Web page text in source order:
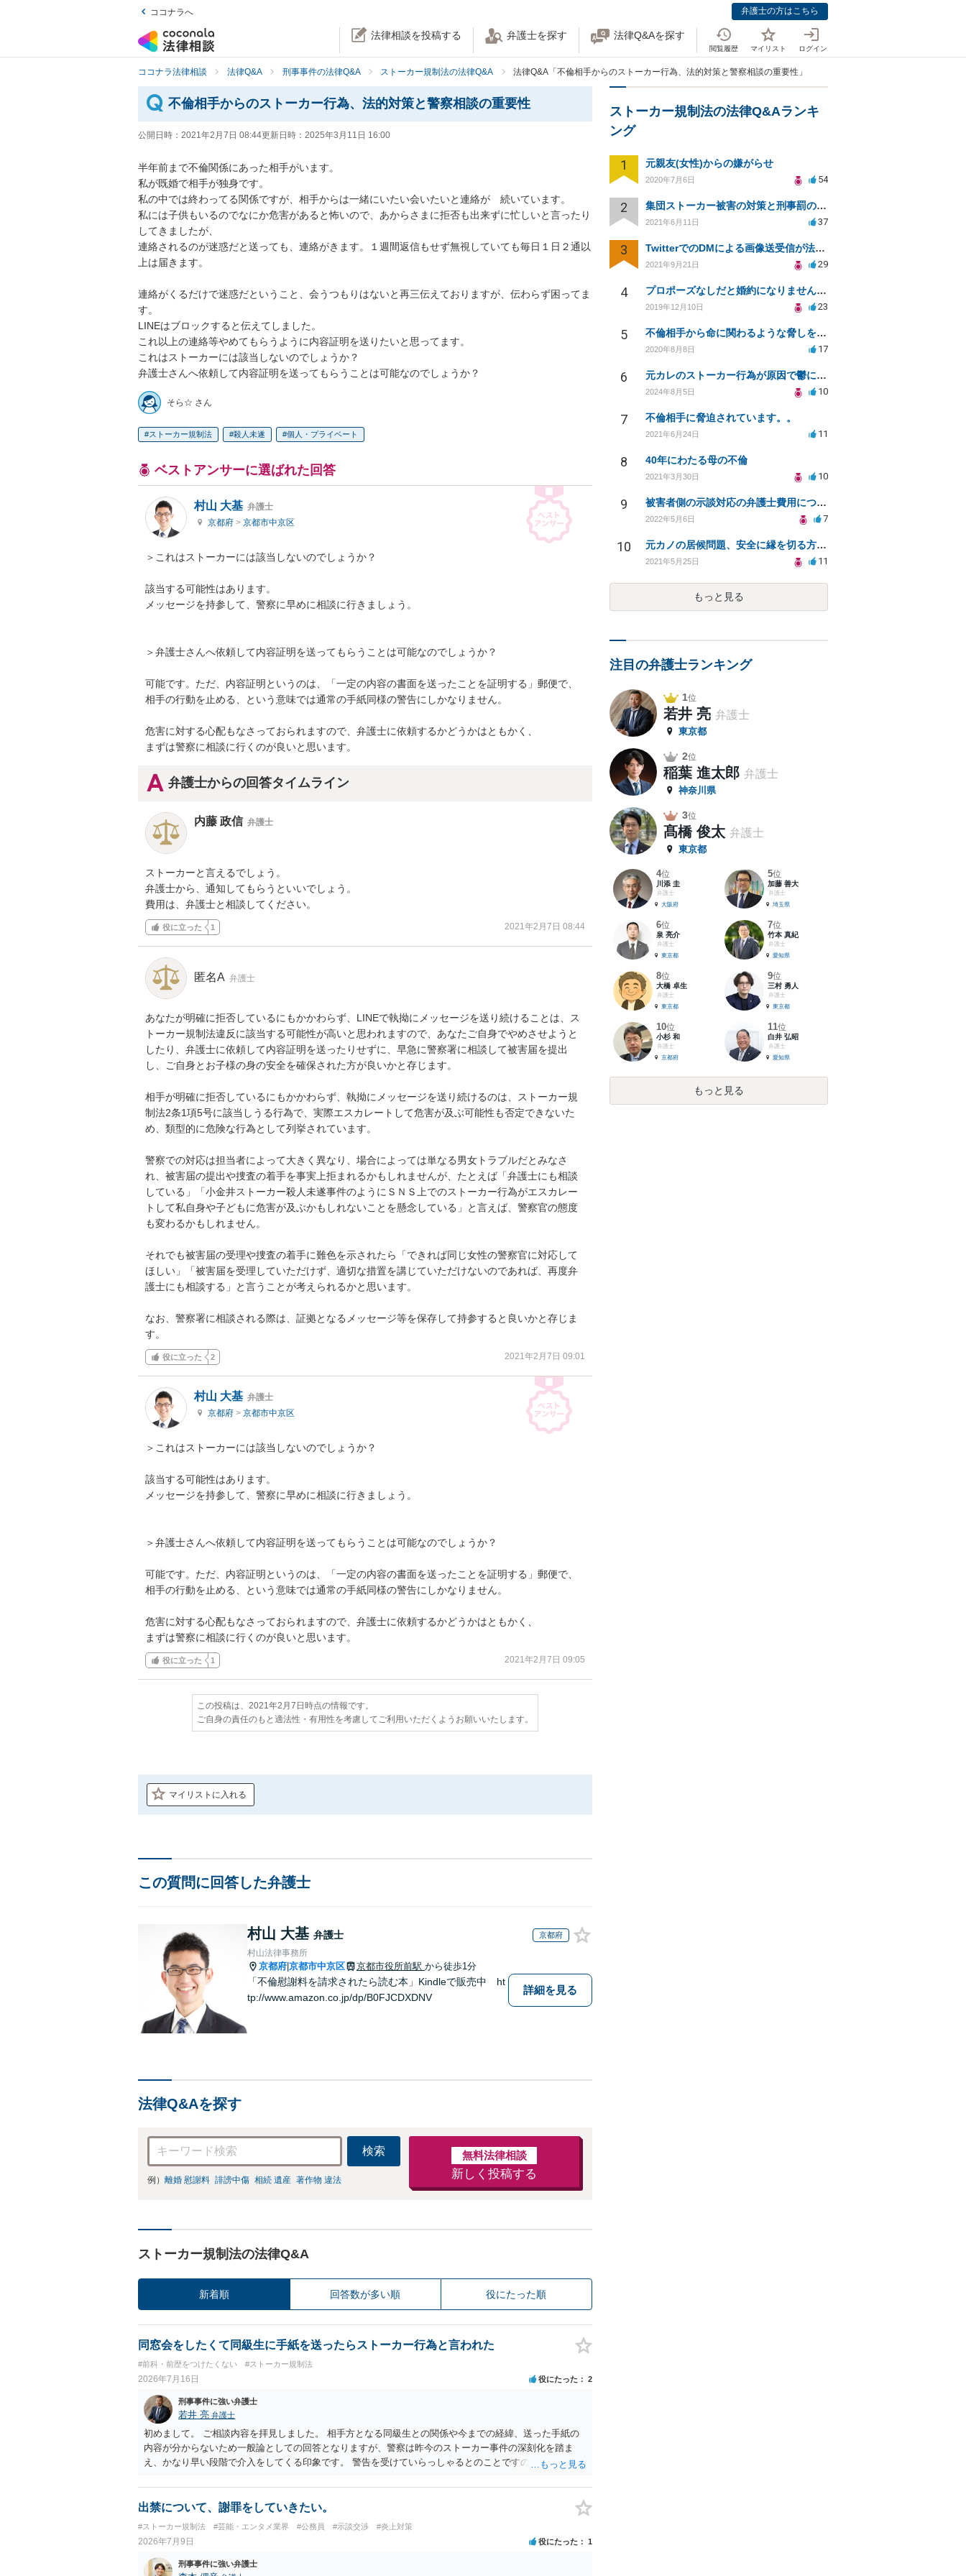
ココナラへ 弁護士の方はこちら
法律相談を投稿する 弁護士を探す 法律Q&Aを探す
閲覧履歴 マイリスト ログイン
ココナラ法律相談 法律Q&A 刑事事件の法律Q&A ストーカー規制法の法律Q&A 法律Q&A「不倫相手からのストーカー行為、法的対策と警察相談の重要性」
不倫相手からのストーカー行為、法的対策と警察相談の重要性
公開日時： 2021年2月7日 08:44更新日時： 2025年3月11日 16:00
半年前まで不倫関係にあった相手がいます。
私が既婚で相手が独身です。
私の中では終わってる関係ですが、相手からは一緒にいたい会いたいと連絡が　続いています。
私には子供もいるのでなにか危害があると怖いので、あからさまに拒否も出来ずに忙しいと言ったり
してきましたが、
連絡されるのが迷惑だと送っても、連絡がきます。１週間返信もせず無視していても毎日１日２通以
上は届きます。
連絡がくるだけで迷惑だということ、会うつもりはないと再三伝えておりますが、伝わらず困ってま
す。
LINEはブロックすると伝えてしました。
これ以上の連絡等やめてもらうように内容証明を送りたいと思ってます。
これはストーカーには該当しないのでしょうか？
弁護士さんへ依頼して内容証明を送ってもらうことは可能なのでしょうか？
そら☆ さん
ストーカー規制法 殺人未遂 個人・プライベート
ベストアンサーに選ばれた回答
村山 大基 弁護士
京都府 > 京都市中京区
＞これはストーカーには該当しないのでしょうか？
該当する可能性はあります。
メッセージを持参して、警察に早めに相談に行きましょう。
＞弁護士さんへ依頼して内容証明を送ってもらうことは可能なのでしょうか？
可能です。ただ、内容証明というのは、「一定の内容の書面を送ったことを証明する」郵便で、
相手の行動を止める、という意味では通常の手紙同様の警告にしかなりません。
危害に対する心配もなさっておられますので、弁護士に依頼するかどうかはともかく、
まずは警察に相談に行くのが良いと思います。
弁護士からの回答タイムライン
内藤 政信 弁護士
ストーカーと言えるでしょう。
弁護士から、通知してもらうといいでしょう。
費用は、弁護士と相談してください。
役に立った 1 2021年2月7日 08:44
匿名A 弁護士
あなたが明確に拒否しているにもかかわらず、LINEで執拗にメッセージを送り続けることは、ス
トーカー規制法違反に該当する可能性が高いと思われますので、あなたご自身でやめさせようと
したり、弁護士に依頼して内容証明を送ったりせずに、早急に警察署に相談して被害届を提出
し、ご自身とお子様の身の安全を確保された方が良いかと存じます。
相手が明確に拒否しているにもかかわらず、執拗にメッセージを送り続けるのは、ストーカー規
制法2条1項5号に該当しうる行為で、実際エスカレートして危害が及ぶ可能性も否定できないた
め、類型的に危険な行為として列挙されています。
警察での対応は担当者によって大きく異なり、場合によっては単なる男女トラブルだとみなさ
れ、被害届の提出や捜査の着手を事実上拒まれるかもしれませんが、たとえば「弁護士にも相談
している」「小金井ストーカー殺人未遂事件のようにＳＮＳ上でのストーカー行為がエスカレー
トして私自身や子どもに危害が及ぶかもしれないことを懸念している」と言えば、警察官の態度
も変わるかもしれません。
それでも被害届の受理や捜査の着手に難色を示されたら「できれば同じ女性の警察官に対応して
ほしい」「被害届を受理していただけず、適切な措置を講じていただけないのであれば、再度弁
護士にも相談する」と言うことが考えられるかと思います。
なお、警察署に相談される際は、証拠となるメッセージ等を保存して持参すると良いかと存じま
す。
役に立った 2 2021年2月7日 09:01
村山 大基 弁護士
京都府 > 京都市中京区
＞これはストーカーには該当しないのでしょうか？
該当する可能性はあります。
メッセージを持参して、警察に早めに相談に行きましょう。
＞弁護士さんへ依頼して内容証明を送ってもらうことは可能なのでしょうか？
可能です。ただ、内容証明というのは、「一定の内容の書面を送ったことを証明する」郵便で、
相手の行動を止める、という意味では通常の手紙同様の警告にしかなりません。
危害に対する心配もなさっておられますので、弁護士に依頼するかどうかはともかく、
まずは警察に相談に行くのが良いと思います。
役に立った 1 2021年2月7日 09:05
この投稿は、2021年2月7日時点の情報です。
ご自身の責任のもと適法性・有用性を考慮してご利用いただくようお願いいたします。
マイリストに入れる
この質問に回答した弁護士
村山 大基 弁護士 京都府
村山法律事務所
京都府 京都市中京区 京都市役所前駅 から徒歩1分
「不倫慰謝料を請求されたら読む本」Kindleで販売中 ht
tp://www.amazon.co.jp/dp/B0FJCDXDNV
詳細を見る
法律Q&Aを探す
検索
例） 離婚 慰謝料 誹謗中傷 相続 遺産 著作物 違法
無料法律相談
新しく投稿する
ストーカー規制法の法律Q&A
新着順 回答数が多い順 役にたった順
同窓会をしたくて同級生に手紙を送ったらストーカー行為と言われた
#前科・前歴をつけたくない #ストーカー規制法
2026年7月16日 役にたった 2
刑事事件に強い弁護士
若井 亮 弁護士
初めまして。 ご相談内容を拝見しました。 相手方となる同級生との関係や今までの経緯、送った手紙の
内容が分からないため一般論としての回答となりますが、警察は昨今のストーカー事件の深刻化を踏ま
え、かなり早い段階で介入をしてくる印象です。 警告を受けていらっしゃるとのことですので、今後の接
出禁について、謝罪をしていきたい。
#ストーカー規制法 #芸能・エンタメ業界 #公務員 #示談交渉 #炎上対策
2026年7月9日 役にたった 1
刑事事件に強い弁護士
ストーカー規制法の法律Q&Aランキ
ング
1 元親友(女性)からの嫌がらせ
2020年7月6日 54
2 集団ストーカー被害の対策と刑事罰のための相談先は？
2021年6月11日 37
3 TwitterでのDMによる画像送受信が法的問題になるか？
2021年9月21日 29
4 プロポーズなしだと婚約になりませんか？
2019年12月10日 23
5 不倫相手から命に関わるような脅しを受け、恐怖から精神的にまいっています。
2020年8月8日 17
6 元カレのストーカー行為が原因で鬱に、法的対処方法は？
2024年8月5日 10
7 不倫相手に脅迫されています。。
2021年6月24日 11
8 40年にわたる母の不倫
2021年3月30日 10
9 被害者側の示談対応の弁護士費用について！
2022年5月6日 7
10 元カノの居候問題、安全に縁を切る方法と法的対策
2021年5月25日 11
もっと見る
注目の弁護士ランキング
1位
若井 亮 弁護士
東京都
2位
稲葉 進太郎 弁護士
神奈川県
3位
髙橋 俊太 弁護士
東京都
4位
川添 圭
弁護士
大阪府
5位
加藤 善大
弁護士
埼玉県
6位
泉 亮介
弁護士
東京都
7位
竹本 真紀
弁護士
愛知県
8位
大橋 卓生
弁護士
東京都
9位
三村 勇人
弁護士
東京都
10位
小杉 和
弁護士
京都府
11位
白井 弘昭
弁護士
愛知県
もっと見る